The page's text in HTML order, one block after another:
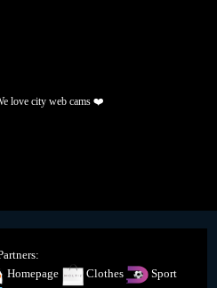
love city web cams ❤️
Homepage Clothes
Sport